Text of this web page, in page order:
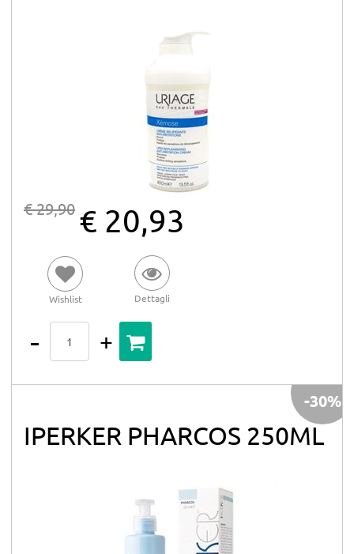
€ 29,90 € 20,93
Wishlist Dettagli
IPERKER PHARCOS 250ML
-30%